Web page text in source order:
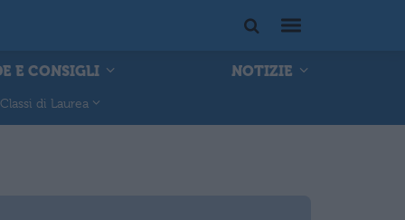
E CONSIGLI NOTIZIE
Classi di Laurea